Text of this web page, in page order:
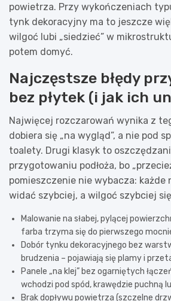
powietrza. Przy wykończeniach
tynk dekoracyjny ma to jeszcze
wilgoć lubi „siedzieć” w
potem domyć.
Najczęstsze błędy
bez płytek (i jak ich
Najwięcej rozczarowań wynika z
dobiera się „na wygląd”, a nie pod
toalety. Drugi klasyk to
przygotowaniu podłoża, bo „przecież
pomieszczenie nie wybacza: każde
widać szybciej, a wilgoć szybciej
Malowanie na słabej, pylącej
farba trzyma się do pierwszego
Dobór tynku dekoracyjnego bez
brudzenia – pojawiają się plamy i
Panele „na klej” bez ogarniętych
wchodzi pod spód, krawędzie puchną
Brak dopływu powietrza (szczelne